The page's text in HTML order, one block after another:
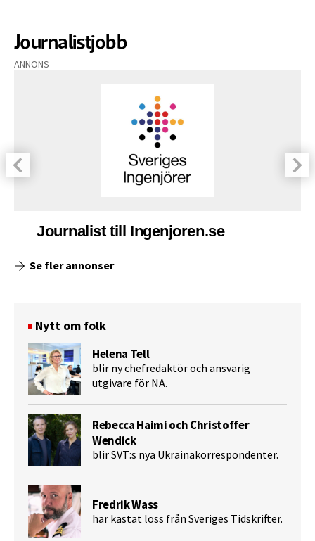
Journalistjobb
ANNONS
Journalist till Ingenjoren.se
Se fler annonser
Nytt om folk
Helena Tell
blir ny chefredaktör och ansvarig
utgivare för NA.
Rebecca Haimi och Christoffer
Wendick
blir SVT:s nya Ukrainakorrespondenter.
Fredrik Wass
har kastat loss från Sveriges Tidskrifter.